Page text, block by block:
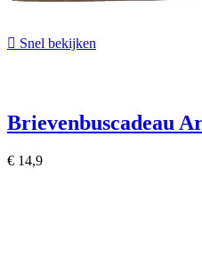
 Snel bekijken
Brievenbuscadeau
€ 14,95